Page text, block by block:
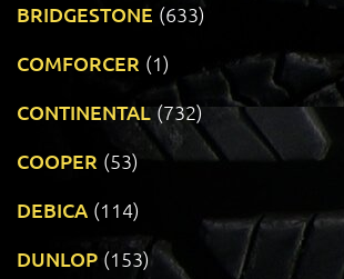
BRIDGESTONE (633)
COMFORCER (1)
CONTINENTAL (732)
COOPER (53)
DEBICA (114)
DUNLOP (153)